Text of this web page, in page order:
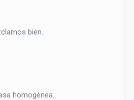
bien.
homogénea.